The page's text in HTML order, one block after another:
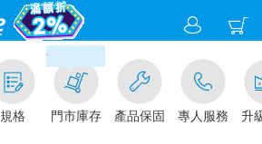
規格
滿千元門市取貨現折1%(部分
門市庫存 產品保固 專人服務 升